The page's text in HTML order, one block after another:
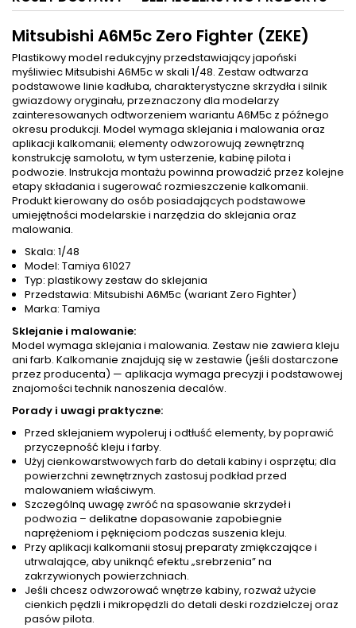
Mitsubishi A6M5c Zero Fighter (ZEKE)
Plastikowy model redukcyjny przedstawiający japoński
myśliwiec Mitsubishi A6M5c w skali 1/48. Zestaw odtwarza
podstawowe linie kadłuba, charakterystyczne skrzydła i silnik
gwiazdowy oryginału, przeznaczony dla modelarzy
zainteresowanych odtworzeniem wariantu A6M5c z późnego
okresu produkcji. Model wymaga sklejania i malowania oraz
aplikacji kalkomanii; elementy odwzorowują zewnętrzną
konstrukcję samolotu, w tym usterzenie, kabinę pilota i
podwozie. Instrukcja montażu powinna prowadzić przez kolejne
etapy składania i sugerować rozmieszczenie kalkomanii.
Produkt kierowany do osób posiadających podstawowe
umiejętności modelarskie i narzędzia do sklejania oraz
malowania.
Skala: 1/48
Model: Tamiya 61027
Typ: plastikowy zestaw do sklejania
Przedstawia: Mitsubishi A6M5c (wariant Zero Fighter)
Marka: Tamiya
Sklejanie i malowanie:
Model wymaga sklejania i malowania. Zestaw nie zawiera kleju
ani farb. Kalkomanie znajdują się w zestawie (jeśli dostarczone
przez producenta) — aplikacja wymaga precyzji i podstawowej
znajomości technik nanoszenia decalów.
Porady i uwagi praktyczne:
Przed sklejaniem wypoleruj i odtłuść elementy, by poprawić
przyczepność kleju i farby.
Użyj cienkowarstwowych farb do detali kabiny i osprzętu; dla
powierzchni zewnętrznych zastosuj podkład przed
malowaniem właściwym.
Szczególną uwagę zwróć na spasowanie skrzydeł i
podwozia – delikatne dopasowanie zapobiegnie
naprężeniom i pęknięciom podczas suszenia kleju.
Przy aplikacji kalkomanii stosuj preparaty zmiękczające i
utrwalające, aby uniknąć efektu „srebrzenia” na
zakrzywionych powierzchniach.
Jeśli chcesz odwzorować wnętrze kabiny, rozważ użycie
cienkich pędzli i mikropędzli do detali deski rozdzielczej oraz
pasów pilota.